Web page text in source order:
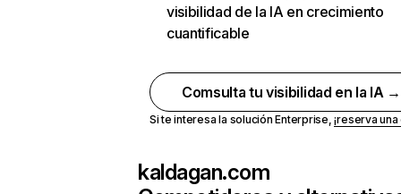
visibilidad de la IA en crecimiento
cuantificable
Comsulta tu visibilidad en la IA →
Si te interesa la solución Enterprise,¡reserva
kaldagan.com